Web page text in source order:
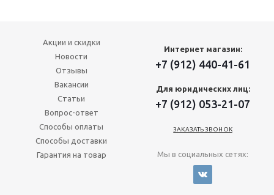
Акции и скидки
Новости
Отзывы
Вакансии
Статьи
Вопрос-ответ
Способы оплаты
Способы доставки
Гарантия на товар
Интернет магазин:
+7 (912) 440-41-61
Для юридических лиц:
+7 (912) 053-21-07
ЗАКАЗАТЬ ЗВОНОК
Мы в социальных сетях: